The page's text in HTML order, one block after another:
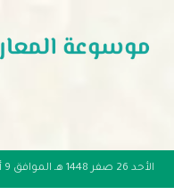
الأحد 26 صفر 1448 هـ الموافق 9 أغسطس 2026 مـ